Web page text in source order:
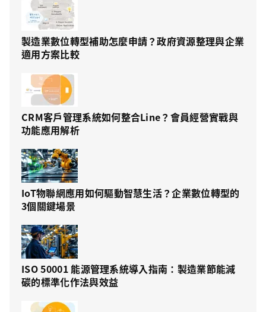
製造業數位轉型補助怎麼申請？政府資源整理與企業
適用方案比較
CRM客戶管理系統如何整合Line？會員經營實戰與
功能應用解析
IoT物聯網應用如何驅動智慧生活？企業數位轉型的
3個關鍵場景
ISO 50001 能源管理系統導入指南：製造業節能減
碳的標準化作法與效益